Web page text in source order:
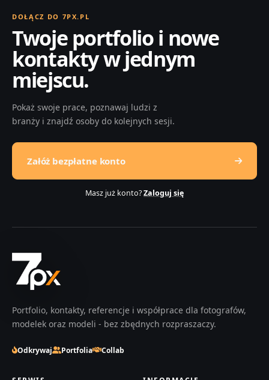
DOŁĄCZ DO 7PX.PL
Twoje portfolio i nowe
kontakty w jednym
miejscu.
Pokaż swoje prace, poznawaj ludzi z
branży i znajdź osoby do kolejnych sesji.
Załóż bezpłatne konto
Masz już konto?Zaloguj się
Portfolio, kontakty, referencje i współprace dla fotografów,
modelek oraz modeli - bez zbędnych rozpraszaczy.
Odkrywaj Portfolia Collab